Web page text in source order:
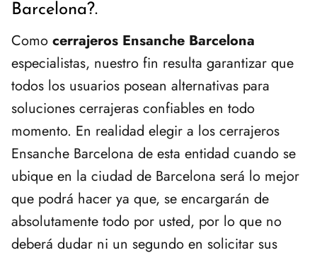
Barcelona?.
Como cerrajeros Ensanche Barcelona
especialistas, nuestro fin resulta garantizar que
todos los usuarios posean alternativas para
soluciones cerrajeras confiables en todo
momento. En realidad elegir a los cerrajeros
Ensanche Barcelona de esta entidad cuando se
ubique en la ciudad de Barcelona será lo mejor
que podrá hacer ya que, se encargarán de
absolutamente todo por usted, por lo que no
deberá dudar ni un segundo en solicitar sus